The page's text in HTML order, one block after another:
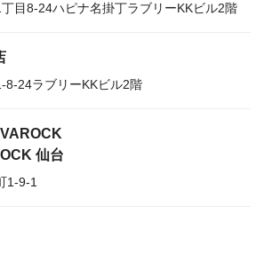
目8-24ハピナ名掛丁ラブリーKKビル2階
8-24ラブリーKKビル2階
仙台
1-9-1